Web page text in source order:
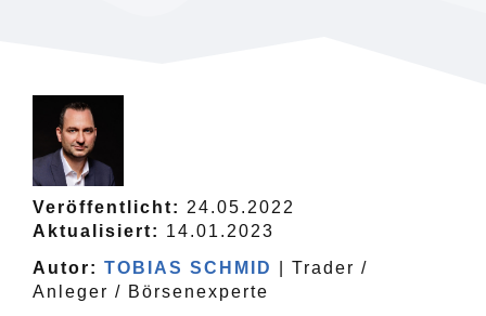
Veröffentlicht: 24.05.2022
Aktualisiert: 14.01.2023
Autor: TOBIAS SCHMID
| Trader /
Anleger / Börsenexperte